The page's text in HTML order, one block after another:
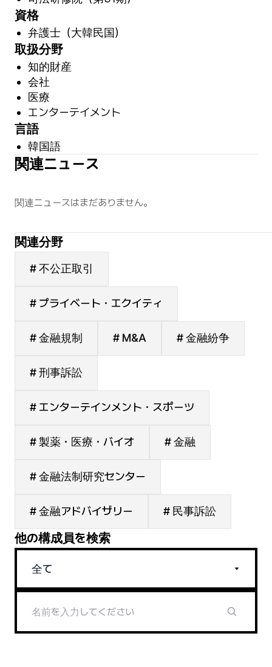
資格
弁護士（大韓民国）
取扱分野
知的財産
会社
医療
エンターテイメント
言語
韓国語
関連ニュース
関連ニュースはまだありません。
関連分野
# 不公正取引
# プライベート・エクイティ
# 金融規制 # M&A # 金融紛争
# 刑事訴訟
# エンターテインメント・スポーツ
# 製薬・医療・バイオ # 金融
# 金融法制研究センター
# 金融アドバイザリー # 民事訴訟
他の構成員を検索
全て